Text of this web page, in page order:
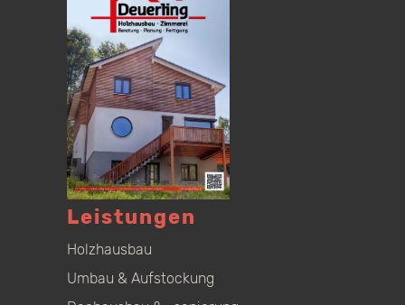
Leistungen
Holzhausbau
Umbau & Aufstockung